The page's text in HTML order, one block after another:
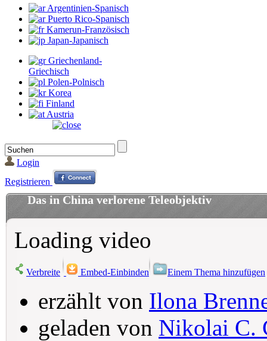
Argentinien-Spanisch
Puerto Rico-Spanisch
Kamerun-Französisch
Japan-Japanisch
Griechenland-
Griechisch
Polen-Polnisch
Korea
Finland
Austria
Login
Registrieren
Das in China verlorene Teleobjektiv
Loading video
Verbreite Embed-Einbinden Einem Thema hinzufügen
erzählt von Ilona
geladen von Nikolai C.